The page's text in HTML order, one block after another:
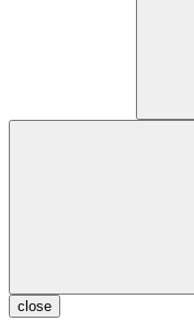
close